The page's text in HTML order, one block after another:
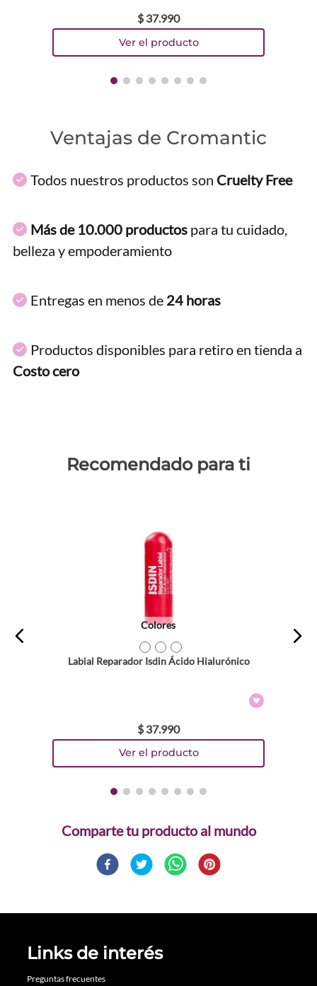
$ 37.990
Ventajas de Cromantic
Todos nuestros productos son Cruelty Free
Más de 10.000 productos para tu cuidado,
belleza y empoderamiento
Entregas en menos de 24 horas
Productos disponibles para retiro en tienda a
Costo cero
Recomendado para ti
Colores
Labial Reparador Isdin Ácido Hialurónico
$ 37.990
Comparte
Links de interés
Preguntas frecuentes